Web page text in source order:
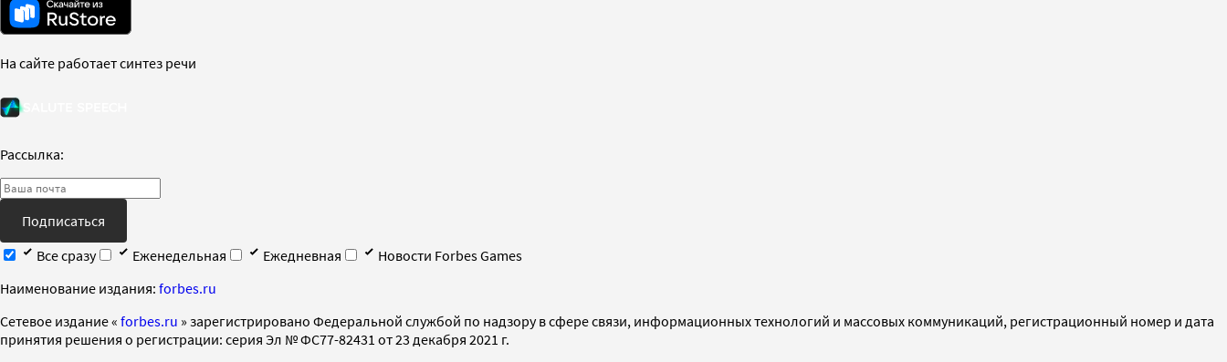
На сайте работает синтез речи
Рассылка:
Подписаться
Все сразу
Еженедельная Ежедневная
Новости Forbes Games
Наименование издания: forbes.ru
Cетевое издание « forbes.ru » зарегистрировано Федеральной службой по надзору в сфере связи, информационных технологий и массовых коммуникаций, регистрационный номер и дата
принятия решения о регистрации: серия Эл № ФС77-82431 от 23 декабря 2021 г.